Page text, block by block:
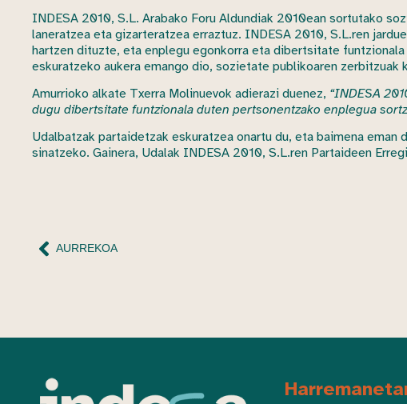
INDESA 2010, S.L. Arabako Foru Aldundiak 2010ean sortutako
laneratzea eta gizarteratzea erraztuz. INDESA 2010, S.L.ren
hartzen dituzte, eta enplegu egonkorra eta dibertsitate
eskuratzeko aukera emango dio, sozietate publikoaren
Amurrioko alkate Txerra Molinuevok adierazi duenez, “INDESA
dugu dibertsitate funtzionala duten pertsonentzako enplegua
Udalbatzak partaidetzak eskuratzea onartu du, eta baimena
sinatzeko. Gainera, Udalak INDESA 2010, S.L.ren Partaideen
AURREKOA